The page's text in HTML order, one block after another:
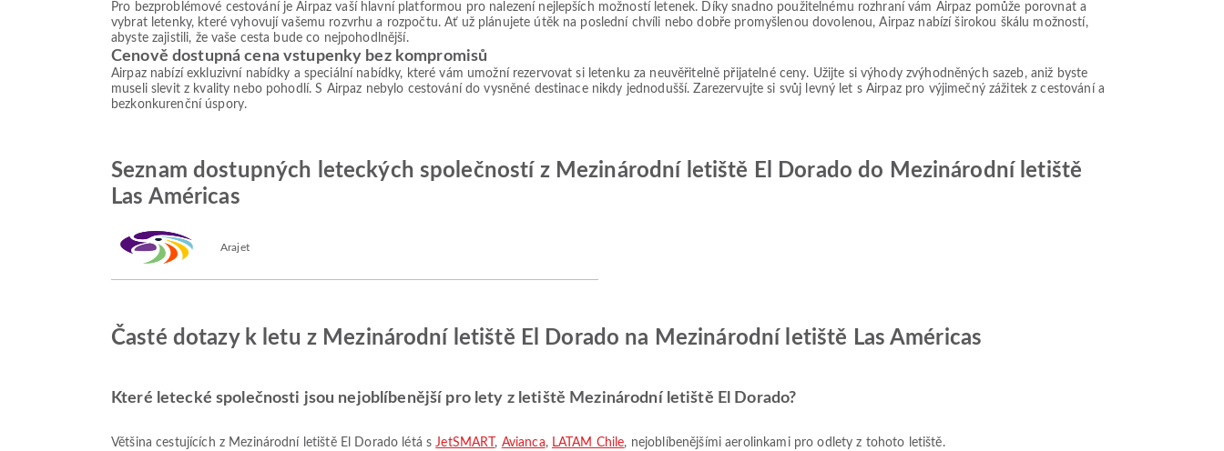
Pro bezproblémové cestování je Airpaz vaší hlavní platformou pro nalezení nejlepších možností letenek. Díky snadno použitelnému rozhraní vám Airpaz pomůže porovnat a
vybrat letenky, které vyhovují vašemu rozvrhu a rozpočtu. Ať už plánujete útěk na poslední chvíli nebo dobře promyšlenou dovolenou, Airpaz nabízí širokou škálu možností,
abyste zajistili, že vaše cesta bude co nejpohodlnější.
Cenově dostupná cena vstupenky bez kompromisů
Airpaz nabízí exkluzivní nabídky a speciální nabídky, které vám umožní rezervovat si letenku za neuvěřitelně přijatelné ceny. Užijte si výhody zvýhodněných sazeb, aniž byste
museli slevit z kvality nebo pohodlí. S Airpaz nebylo cestování do vysněné destinace nikdy jednodušší. Zarezervujte si svůj levný let s Airpaz pro výjimečný zážitek z cestování a
bezkonkurenční úspory.
Seznam dostupných leteckých společností z Mezinárodní letiště El Dorado do Mezinárodní letiště
Las Américas
Arajet
Časté dotazy k letu z Mezinárodní letiště El Dorado na Mezinárodní letiště Las Américas
Které letecké společnosti jsou nejoblíbenější pro lety z letiště Mezinárodní letiště El Dorado?
Většina cestujících z Mezinárodní letiště El Dorado létá sJetSMART , Avianca, LATAM Chile, nejoblíbenějšími aerolinkami pro odlety z tohoto letiště.